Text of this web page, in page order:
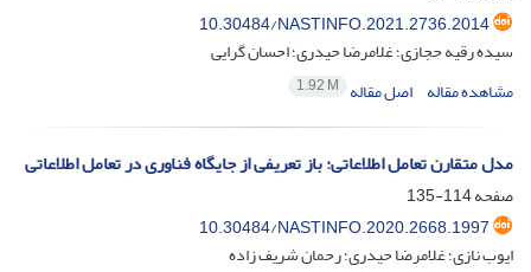
10.30484/NASTINFO.2021.2736.2014
سیده رقیه حجازی؛ غلامرضا حیدری؛ احسان گرایی
مشاهده مقاله اصل مقاله 1.92 M
مدل متقارن تعامل اطلاعاتی: باز تعریفی از جایگاه فناوری در تعامل اطلاعاتی
صفحه114-135
10.30484/NASTINFO.2020.2668.1997
ایوب نازی؛ غلامرضا حیدری؛ رحمان شریف زاده